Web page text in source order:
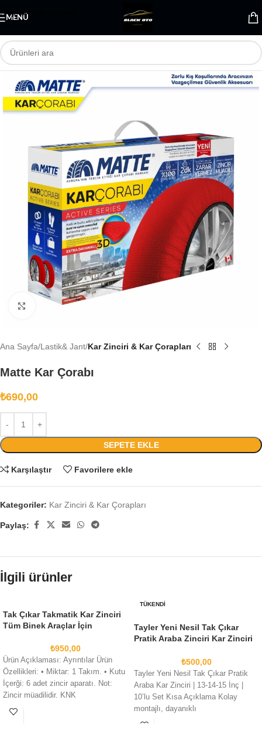
Skip to main content
MENÜ
Büyütmek için tıklayın
Ana Sayfa Lastik& Jant Kar Zinciri & Kar Çorapları
Matte Kar Çorabı
₺690,00
SEPETE EKLE
Karşılaştır Favorilere ekle
Kategoriler: Kar Zinciri & Kar Çorapları
Paylaş:
İlgili ürünler
Tak Çıkar Takmatik Kar Zinciri
Tüm Binek Araçlar İçin
₺950,00
Ürün Açıklaması: Ayrıntılar Ürün
Özellikleri: • Miktar: 1 Takım. • Kutu
İçerği: 6 adet zincir aparatı. Not:
Zincir müadilidir. KNK
TÜKENDI
Tayler Yeni Nesil Tak Çıkar
Pratik Araba Zinciri Kar Zinciri
₺500,00
Tayler Yeni Nesil Tak Çıkar Pratik
Araba Kar Zinciri | 13-14-15 İnç |
10’lu Set Kısa Açıklama Kolay
montajlı, dayanıklı